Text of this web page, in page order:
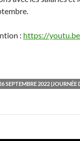
: https://
SEPTEMBRE 2022 (JOURNÉE